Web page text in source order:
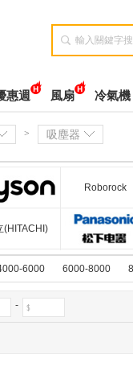

惠週 風扇 冷氣機
> 吸塵器
戴森(DYSON)
Roborock
(HITACHI)
Inno3C ORIGO
6000 6000-8000
-